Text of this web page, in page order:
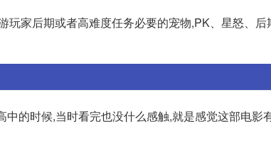
家后期或者高难度任务必要的宠物,PK、星怒、
的时候,当时看完也没什么感触,就是感觉这部电影